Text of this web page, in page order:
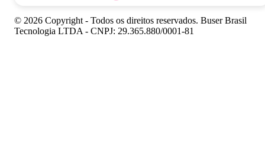
© 2026 Copyright - Todos os direitos reservados. Buser Brasil
Tecnologia LTDA - CNPJ: 29.365.880/0001-81